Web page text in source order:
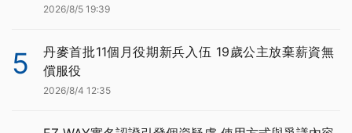
2026/8/5 19:39
5
丹麥首批11個月役期新兵入伍 19歲公主放棄薪資無
償服役
2026/8/4 12:35